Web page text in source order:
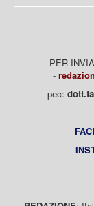
PER
-
pec: